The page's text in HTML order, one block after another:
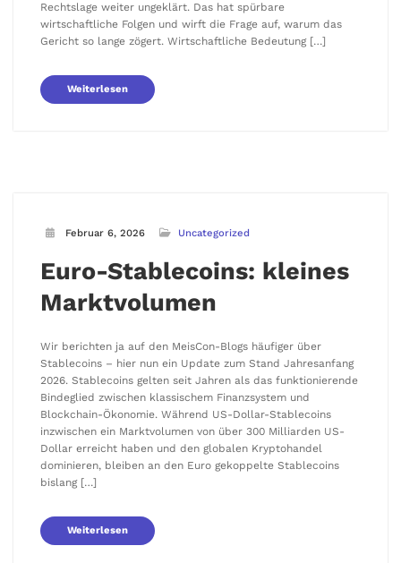
Rechtslage weiter ungeklärt. Das hat spürbare
wirtschaftliche Folgen und wirft die Frage auf, warum das
Gericht so lange zögert. Wirtschaftliche Bedeutung […]
Weiterlesen
Februar 6, 2026 Uncategorized
Euro-Stablecoins: kleines
Marktvolumen
Wir berichten ja auf den MeisCon-Blogs häufiger über
Stablecoins – hier nun ein Update zum Stand Jahresanfang
2026. Stablecoins gelten seit Jahren als das funktionierende
Bindeglied zwischen klassischem Finanzsystem und
Blockchain-Ökonomie. Während US-Dollar-Stablecoins
inzwischen ein Marktvolumen von über 300 Milliarden US-
Dollar erreicht haben und den globalen Kryptohandel
dominieren, bleiben an den Euro gekoppelte Stablecoins
bislang […]
Weiterlesen